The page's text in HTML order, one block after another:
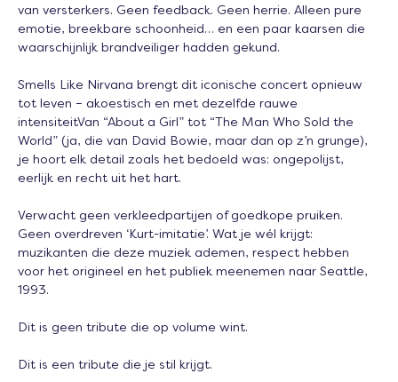
van versterkers. Geen feedback. Geen herrie. Alleen pure
emotie, breekbare schoonheid… en een paar kaarsen die
waarschijnlijk brandveiliger hadden gekund.
Smells Like Nirvana brengt dit iconische concert opnieuw
tot leven – akoestisch en met dezelfde rauwe
intensiteitVan “About a Girl” tot “The Man Who Sold the
World” (ja, die van David Bowie, maar dan op z’n grunge),
je hoort elk detail zoals het bedoeld was: ongepolijst,
eerlijk en recht uit het hart.
Verwacht geen verkleedpartijen of goedkope pruiken.
Geen overdreven ‘Kurt-imitatie’. Wat je wél krijgt:
muzikanten die deze muziek ademen, respect hebben
voor het origineel en het publiek meenemen naar Seattle,
1993.
Dit is geen tribute die op volume wint.
Dit is een tribute die je stil krijgt.